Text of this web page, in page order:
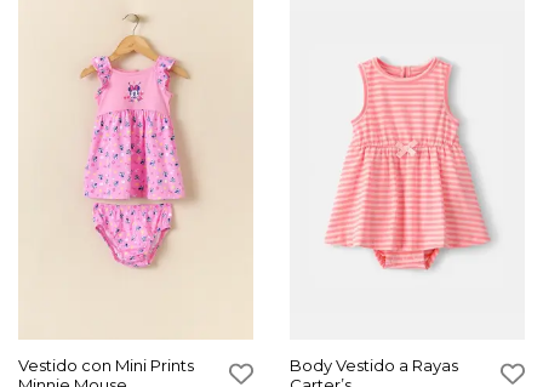
Vestido con Mini Prints
Body Vestido a Rayas